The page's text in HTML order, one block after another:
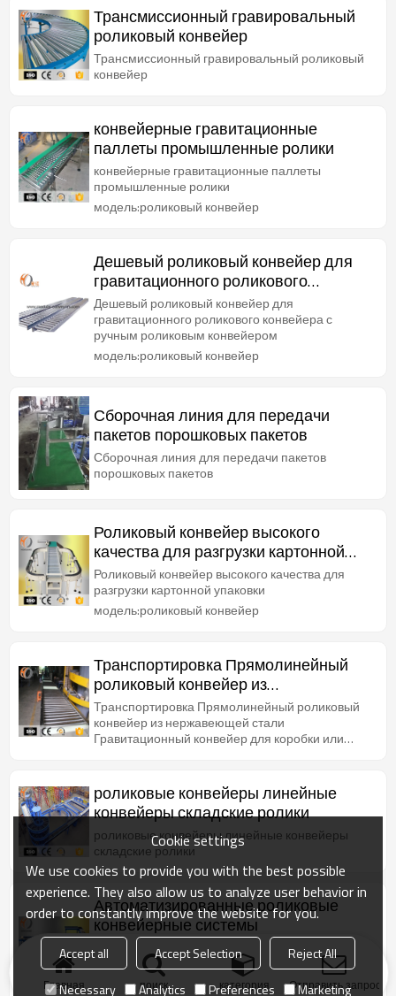
Трансмиссионный гравировальный
роликовый конвейер
Трансмиссионный гравировальный роликовый
конвейер
конвейерные гравитационные
паллеты промышленные ролики
конвейерные гравитационные паллеты
промышленные ролики
модель:роликовый конвейер
Дешевый роликовый конвейер для
гравитационного роликового
конвейера с ручным роликовым
конвейером
Дешевый роликовый конвейер для
гравитационного роликового конвейера с
ручным роликовым конвейером
модель:роликовый конвейер
Сборочная линия для передачи
пакетов порошковых пакетов
Сборочная линия для передачи пакетов
порошковых пакетов
Роликовый конвейер высокого
качества для разгрузки картонной
упаковки
Роликовый конвейер высокого качества для
разгрузки картонной упаковки
модель:роликовый конвейер
Транспортировка Прямолинейный
роликовый конвейер из
нержавеющей стали
Гравитационный конвейер для
коробки или передачи материала
Транспортировка Прямолинейный роликовый
конвейер из нержавеющей стали
Гравитационный конвейер для коробки или
роликовые конвейеры линейные
конвейеры складские ролики
роликовые конвейеры линейные конвейеры
складские ролики
Автоматизированные роликовые
конвейерные системы
Автоматизированные роликовые конвейерные
системы широко используются для переноса
картонных коробок с продуктами,
Главная поиск категория Отправить запрос
Cookie settings
We use cookies to provide you with the best possible
experience. They also allow us to analyze user behavior in
order to constantly improve the website for you.
Accept all Accept Selection
Reject All
Necessary
Analytics Preferences Marketing